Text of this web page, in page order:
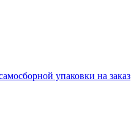
упаковки на заказ